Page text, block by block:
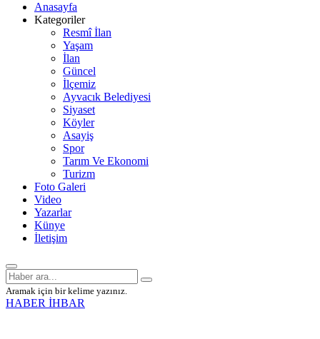
Anasayfa
Kategoriler
Resmî İlan
Yaşam
İlan
Güncel
İlçemiz
Ayvacık Belediyesi
Siyaset
Köyler
Asayiş
Spor
Tarım Ve Ekonomi
Turizm
Foto Galeri
Video
Yazarlar
Künye
İletişim
Aramak için bir kelime yazınız.
HABER İHBAR